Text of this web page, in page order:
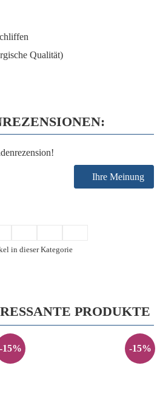
Qualität)
Ihre Meinung
in dieser Kategorie
PRODUKTE
-15% -15%